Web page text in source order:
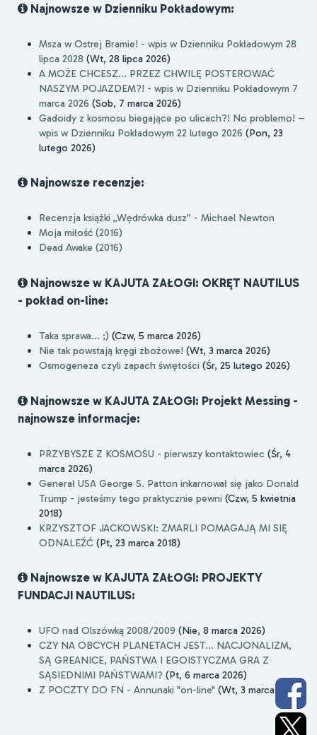
Najnowsze w Dzienniku Pokładowym:
Msza w Ostrej Bramie! - wpis w Dzienniku Pokładowym 28
lipca 2028 (Wt, 28 lipca 2026)
A MOŻE CHCESZ... PRZEZ CHWILĘ POSTEROWAĆ
NASZYM POJAZDEM?! - wpis w Dzienniku Pokładowym 7
marca 2026 (Sob, 7 marca 2026)
Gadoidy z kosmosu biegające po ulicach?! No problemo! –
wpis w Dzienniku Pokładowym 22 lutego 2026 (Pon, 23
lutego 2026)
Najnowsze recenzje:
Recenzja książki „Wędrówka dusz” - Michael Newton
Moja miłość (2016)
Dead Awake (2016)
Najnowsze w KAJUTA ZAŁOGI: OKRĘT NAUTILUS
- pokład on-line:
Taka sprawa... ;) (Czw, 5 marca 2026)
Nie tak powstają kręgi zbożowe! (Wt, 3 marca 2026)
Osmogeneza czyli zapach świętości (Śr, 25 lutego 2026)
Najnowsze w KAJUTA ZAŁOGI: Projekt Messing -
najnowsze informacje:
PRZYBYSZE Z KOSMOSU - pierwszy kontaktowiec (Śr, 4
marca 2026)
Generał USA George S. Patton inkarnował się jako Donald
Trump - jesteśmy tego praktycznie pewni (Czw, 5 kwietnia
2018)
KRZYSZTOF JACKOWSKI: ZMARLI POMAGAJĄ MI SIĘ
ODNALEŹĆ (Pt, 23 marca 2018)
Najnowsze w KAJUTA ZAŁOGI: PROJEKTY
FUNDACJI NAUTILUS:
UFO nad Olszówką 2008/2009 (Nie, 8 marca 2026)
CZY NA OBCYCH PLANETACH JEST... NACJONALIZM,
SĄ GREANICE, PAŃSTWA I EGOISTYCZMA GRA Z
SĄSIEDNIMI PAŃSTWAMI? (Pt, 6 marca 2026)
Z POCZTY DO FN - Annunaki "on-line" (Wt, 3 marca 2026)